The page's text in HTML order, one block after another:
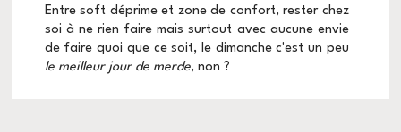
Entre soft déprime et zone de confort, rester chez
soi à ne rien faire mais surtout avec aucune envie
de faire quoi que ce soit, le dimanche c'est un peu
le meilleur jour de merde, non ?